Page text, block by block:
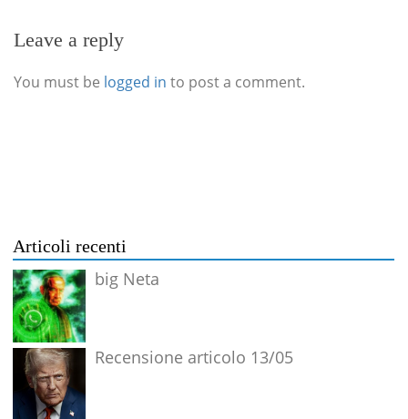
Leave a reply
You must be logged in to post a comment.
Articoli recenti
big Neta
Recensione articolo 13/05